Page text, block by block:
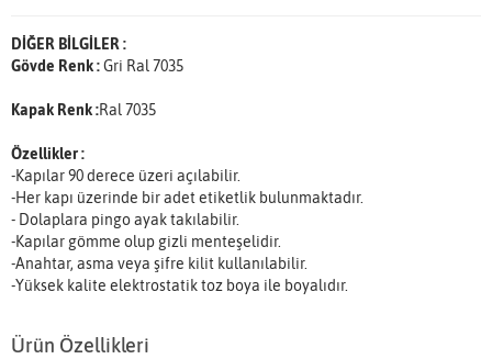
DİĞER BİLGİLER :
Gövde Renk :Gri Ral 7035
Kapak Renk :Ral 7035
Özellikler :
-Kapılar 90 derece üzeri açılabilir.
-Her kapı üzerinde bir adet etiketlik bulunmaktadır.
- Dolaplara pingo ayak takılabilir.
-Kapılar gömme olup gizli menteşelidir.
-Anahtar, asma veya şifre kilit kullanılabilir.
-Yüksek kalite elektrostatik toz boya ile boyalıdır.
Ürün Özellikleri